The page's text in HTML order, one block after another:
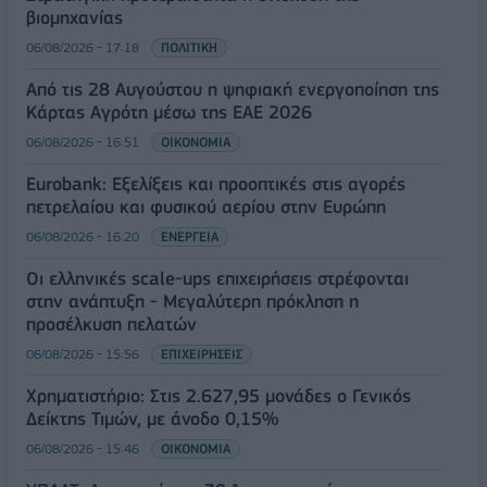
βιομηχανίας
06/08/2026 - 17:18 ΠΟΛΙΤΙΚΗ
Από τις 28 Αυγούστου η ψηφιακή ενεργοποίηση της
Κάρτας Αγρότη μέσω της ΕΑΕ 2026
06/08/2026 - 16:51 ΟΙΚΟΝΟΜΙΑ
Eurobank: Εξελίξεις και προοπτικές στις αγορές
πετρελαίου και φυσικού αερίου στην Ευρώπη
06/08/2026 - 16:20 ΕΝΕΡΓΕΙΑ
Οι ελληνικές scale-ups επιχειρήσεις στρέφονται
στην ανάπτυξη - Μεγαλύτερη πρόκληση η
προσέλκυση πελατών
06/08/2026 - 15:56 ΕΠΙΧΕΙΡΗΣΕΙΣ
Χρηματιστήριο: Στις 2.627,95 μονάδες ο Γενικός
Δείκτης Τιμών, με άνοδο 0,15%
06/08/2026 - 15:46 ΟΙΚΟΝΟΜΙΑ